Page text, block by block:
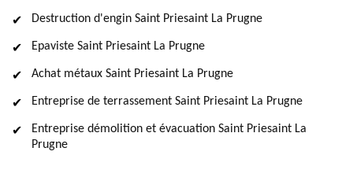
Destruction d'engin Saint Priesaint La Prugne
Epaviste Saint Priesaint La Prugne
Achat métaux Saint Priesaint La Prugne
Entreprise de terrassement Saint Priesaint La Prugne
Entreprise démolition et évacuation Saint Priesaint La
Prugne